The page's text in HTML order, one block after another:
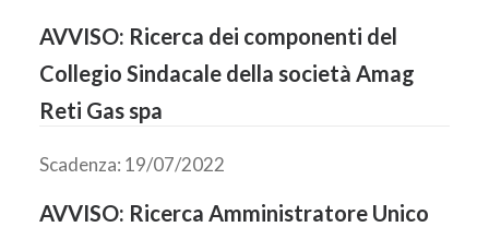
AVVISO: Ricerca dei componenti del
Collegio Sindacale della società Amag
Reti Gas spa
Scadenza: 19/07/2022
AVVISO: Ricerca Amministratore Unico